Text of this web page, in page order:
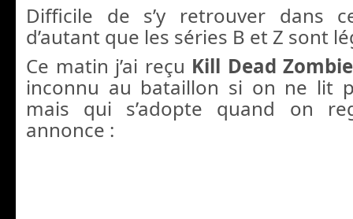
Difficile de s’y retrouver dans
d’autant que les séries B et Z sont
Ce matin j’ai reçu Kill Dead Zombie
inconnu au bataillon si on ne lit
mais qui s’adopte quand on
annonce :